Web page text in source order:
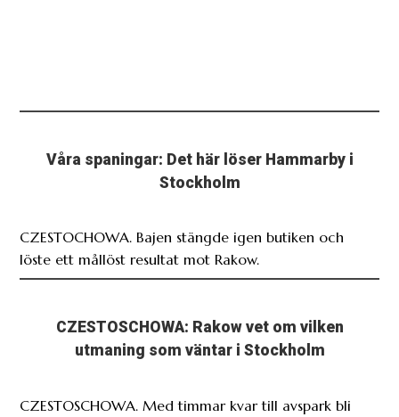
Våra spaningar: Det här löser Hammarby i
Stockholm
CZESTOCHOWA. Bajen stängde igen butiken och
löste ett mållöst resultat mot Rakow.
CZESTOSCHOWA: Rakow vet om vilken
utmaning som väntar i Stockholm
CZESTOSCHOWA. Med timmar kvar till avspark bli